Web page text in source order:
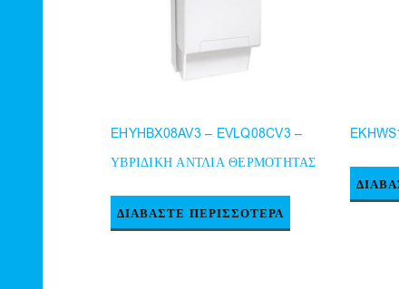
EHYHBX08AV3 – EVLQ08CV3 –
ΥΒΡΙΔΙΚΗ ΑΝΤΛΙΑ ΘΕΡΜΟΤΗΤΑΣ
ΔΙΑΒΆΣΤΕ ΠΕΡΙΣΣΌΤΕΡΑ